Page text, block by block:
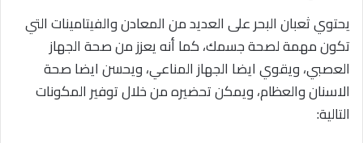
يحتوي ثعبان البحر على العديد من المعادن والفيتامينات التي
تكون مهمة لصحة جسمك، كما أنه يعزز من صحة الجهاز
العصبي، ويقوي ايضا الجهاز المناعي، ويحسن ايضا صحة
الاسنان والعظام، ويمكن تحضيره من خلال توفير المكونات
التالية: